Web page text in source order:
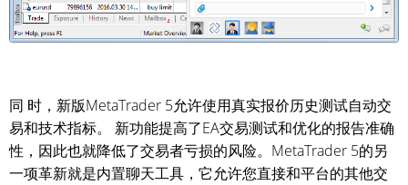
同 时，新版MetaTrader 5允许使用真实报价历史测试自动交
易和技术指标。 新功能提高了EA交易测试和优化的报告准确
性，因此也就降低了交易者亏损的风险。MetaTrader 5的另
一项革新就是内置聊天工具，它允许您直接和平台的其他交